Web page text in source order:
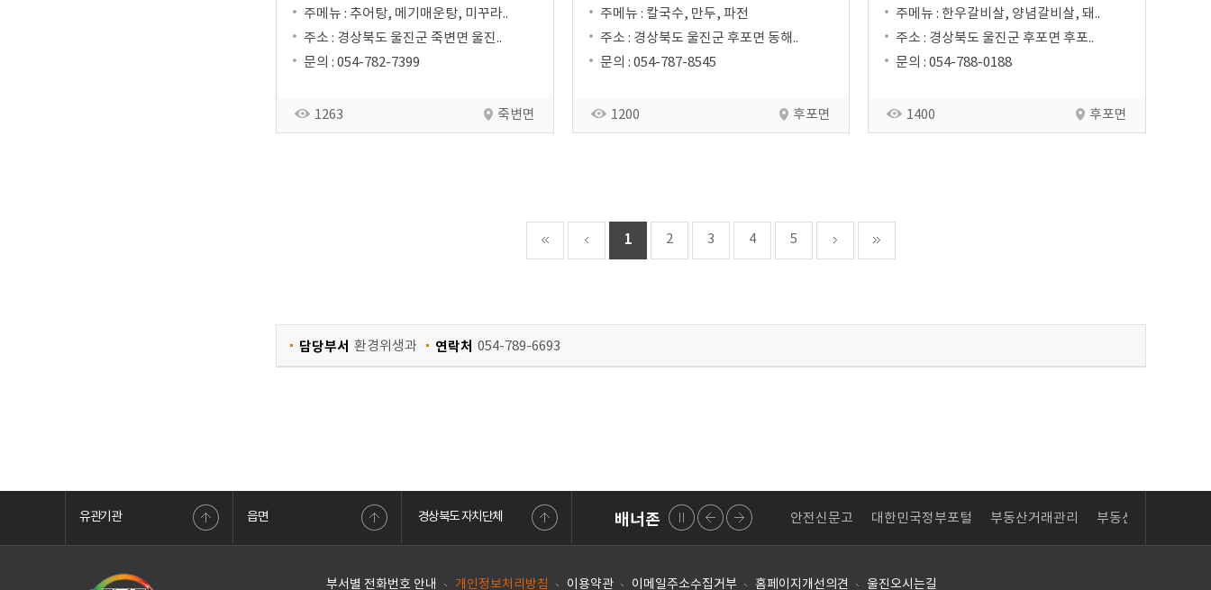
주메뉴 : 추어탕, 메기매운탕, 미꾸라..
주소 : 경상북도 울진군 죽변면 울진..
문의 : 054-782-7399
1263 죽변면
주메뉴 : 칼국수, 만두, 파전
주소 : 경상북도 울진군 후포면 동해..
문의 : 054-787-8545
1200 후포면
주메뉴 : 한우갈비살, 양념갈비살, 돼..
주소 : 경상북도 울진군 후포면 후포..
문의 : 054-788-0188
1400 후포면
1 2 3 4 5
담당부서 환경위생과 연락처 054-789-6693
유관기관 읍면 경상북도 자치단체 배너존
안전신문고 대한민국정부포털 부동산거래관리 부동산거래관리 LAIIS 내고장알리미 행정자치부 안전신문고 대한민국정부포털 부동산거래관리 부동산거래관리
LAIIS 내고장알
부서별 전화번호 안내 개인정보처리방침 이용약관 이메일주소수집거부 홈페이지개선의견 울진오시는길